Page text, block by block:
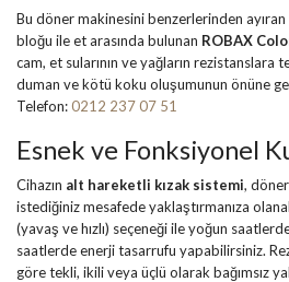
Bu döner makinesini benzerlerinden
bloğu ile et arasında bulunan ROBAX
cam, et sularının ve yağların rezistanslara
duman ve kötü koku oluşumunun önüne
Telefon:0212 237 07 51
Esnek ve Fonksiyonel
Cihazın alt hareketli kızak sistemi,
istediğiniz mesafede yaklaştırmanıza
(yavaş ve hızlı) seçeneği ile yoğun
saatlerde enerji tasarrufu yapabilirsiniz.
göre tekli, ikili veya üçlü olarak bağımsız